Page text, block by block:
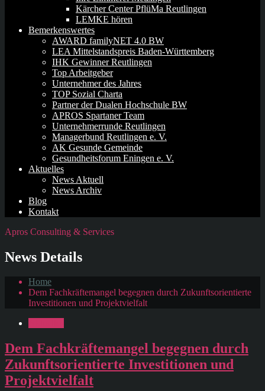
Kärcher Center PflüMa Reutlingen
LEMKE hören
Bemerkenswertes
AWARD familyNET 4.0 BW
LEA Mittelstandspreis Baden-Württemberg
IHK Gewinner Reutlingen
Top Arbeitgeber
Unternehmer des Jahres
TOP Sozial Charta
Partner der Dualen Hochschule BW
APROS Spartaner Team
Unternehmerrunde Reutlingen
Managerbund Reutlingen e. V.
AK Gesunde Gemeinde
Gesundheitsforum Eningen e. V.
Aktuelles
News Aktuell
News Archiv
Blog
Kontakt
Apros Consulting & Services
News Details
Home
Dem Fachkräftemangel begegnen durch Zukunftsorientierte
Investitionen und Projektvielfalt
Dem Fachkräftemangel begegnen durch
Zukunftsorientierte Investitionen und
Projektvielfalt